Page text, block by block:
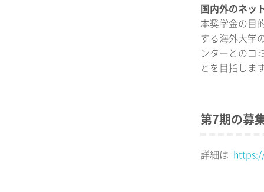
国内外のネッ
本奨学金の目
する海外大学
ンターとのコ
とを目指しま
第7期の募
詳細は